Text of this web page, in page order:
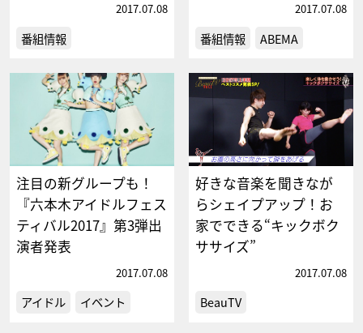
2017.07.08
番組情報
2017.07.08
番組情報 ABEMA
注目の新グループも！
『六本木アイドルフェス
ティバル2017』第3弾出
演者発表
2017.07.08
アイドル イベント
好きな音楽を聞きなが
らシェイプアップ！お
家でできる“キックボク
ササイズ”
2017.07.08
BeauTV